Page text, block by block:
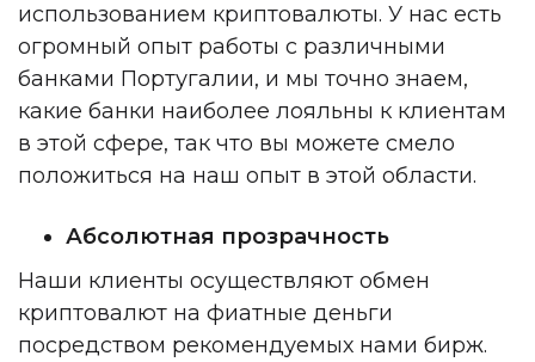
использованием криптовалюты. У нас есть
огромный опыт работы с различными
банками Португалии, и мы точно знаем,
какие банки наиболее лояльны к клиентам
в этой сфере, так что вы можете смело
положиться на наш опыт в этой области.
Абсолютная прозрачность
Наши клиенты осуществляют обмен
криптовалют на фиатные деньги
посредством рекомендуемых нами бирж.